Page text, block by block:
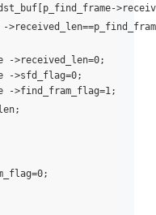
-
-